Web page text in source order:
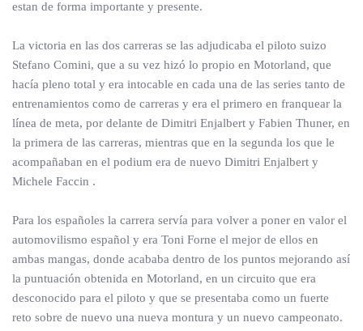
estan de forma importante y presente.
La victoria en las dos carreras se las adjudicaba el piloto suizo
Stefano Comini, que a su vez hizó lo propio en Motorland, que
hacía pleno total y era intocable en cada una de las series tanto de
entrenamientos como de carreras y era el primero en franquear la
línea de meta, por delante de Dimitri Enjalbert y Fabien Thuner, en
la primera de las carreras, mientras que en la segunda los que le
acompañaban en el podium era de nuevo Dimitri Enjalbert y
Michele Faccin .
Para los españoles la carrera servía para volver a poner en valor el
automovilismo español y era Toni Forne el mejor de ellos en
ambas mangas, donde acababa dentro de los puntos mejorando así
la puntuación obtenida en Motorland, en un circuito que era
desconocido para el piloto y que se presentaba como un fuerte
reto sobre de nuevo una nueva montura y un nuevo campeonato.